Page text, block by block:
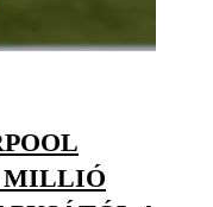
MILLIÓ